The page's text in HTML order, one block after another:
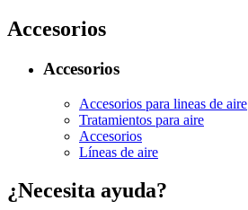
Accesorios
Accesorios
Accesorios para lineas de aire
Tratamientos para aire
Accesorios
Líneas de aire
¿Necesita ayuda?